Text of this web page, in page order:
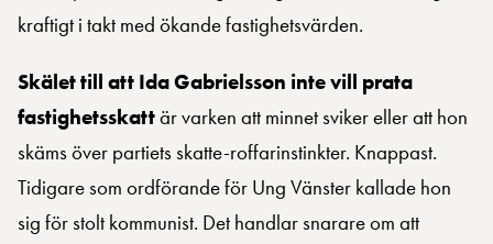
kraftigt i takt med ökande fastighetsvärden.
Skälet till att Ida Gabrielsson inte vill prata
fastighetsskattär varken att minnet sviker eller att hon
skäms över partiets skatte-roffarinstinkter. Knappast.
Tidigare som ordförande för Ung Vänster kallade hon
sig för stolt kommunist. Det handlar snarare om att